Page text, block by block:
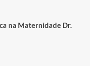
na Maternidade Dr.